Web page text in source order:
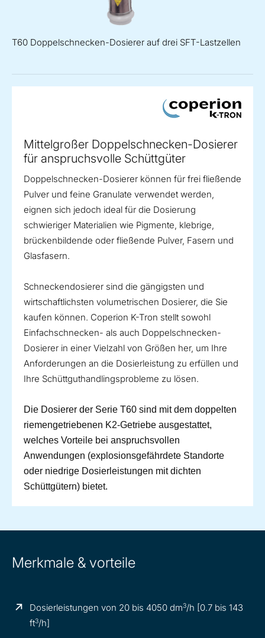
T60 Doppelschnecken-Dosierer auf drei SFT-Lastzellen
Mittelgroßer Doppelschnecken-Dosierer
für anspruchsvolle Schüttgüter
Doppelschnecken-Dosierer können für frei fließende
Pulver und feine Granulate verwendet werden,
eignen sich jedoch ideal für die Dosierung
schwieriger Materialien wie Pigmente, klebrige,
brückenbildende oder fließende Pulver, Fasern und
Glasfasern.
Schneckendosierer sind die gängigsten und
wirtschaftlichsten volumetrischen Dosierer, die Sie
kaufen können. Coperion K-Tron stellt sowohl
Einfachschnecken- als auch Doppelschnecken-
Dosierer in einer Vielzahl von Größen her, um Ihre
Anforderungen an die Dosierleistung zu erfüllen und
Ihre Schüttguthandlingsprobleme zu lösen.
Die Dosierer der Serie T60 sind mit dem doppelten
riemengetriebenen K2-Getriebe ausgestattet,
welches Vorteile bei anspruchsvollen
Anwendungen (explosionsgefährdete Standorte
oder niedrige Dosierleistungen mit dichten
Schüttgütern) bietet.
Merkmale & vorteile
Dosierleistungen von 20 bis 4050 dm3/h [0.7 bis 143
ft3/h]